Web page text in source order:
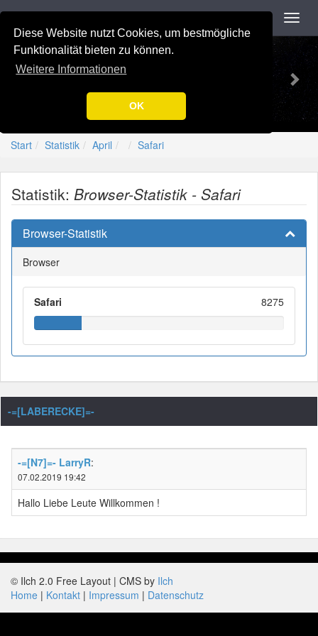
Diese Website nutzt Cookies, um bestmögliche
Funktionalität bieten zu können.
Weitere Informationen
OK
Navigation
Previous-=[Nation-7.de]=-
Start Statistik April Safari
Statistik: Browser-Statistik - Safari
Browser-Statistik
Browser
Safari 8275
-=[LABERECKE]=-
-=[N7]=- LarryR:
07.02.2019 19:42
Hallo Liebe Leute Willkommen !
© Ilch 2.0 Free Layout | CMS by Ilch
Home
Kontakt Impressum Datenschutz